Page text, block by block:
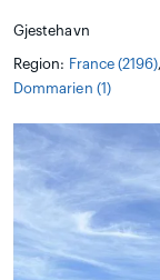
Gjestehavn
Region: France (2196),
Dommarien (1)